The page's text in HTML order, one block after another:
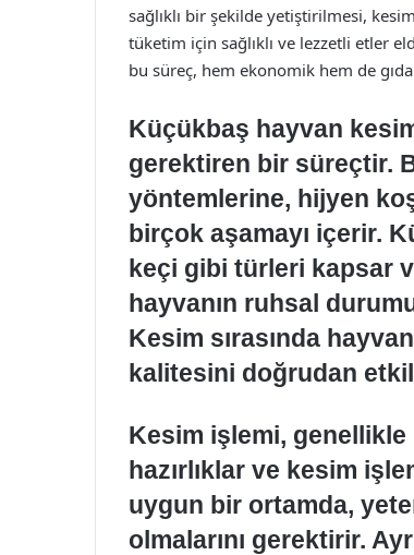
sağlıklı bir şekilde yetiştirilmesi,
tüketim için sağlıklı ve lezzetli etler
bu süreç, hem ekonomik hem de
Küçükbaş hayvan
gerektiren bir süreçtir.
yöntemlerine, hijyen
birçok aşamayı içerir.
keçi gibi türleri kapsar
hayvanın ruhsal
Kesim sırasında
kalitesini doğrudan
Kesim işlemi,
hazırlıklar ve kesim
uygun bir ortamda,
olmalarını gerektirir.